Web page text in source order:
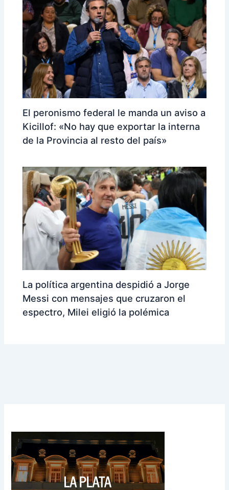
El peronismo federal le manda un aviso a
Kicillof: «No hay que exportar la interna
de la Provincia al resto del país»
La política argentina despidió a Jorge
Messi con mensajes que cruzaron el
espectro, Milei eligió la polémica